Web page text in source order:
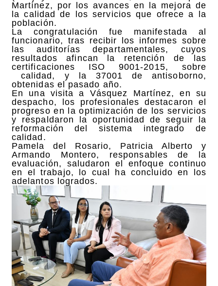
Martínez, por los avances en la mejora de
la calidad de los servicios que ofrece a la
población.
La congratulación fue manifestada al
funcionario, tras recibir los informes sobre
las auditorías departamentales, cuyos
resultados afincan la retención de las
certificaciones ISO 9001-2015, sobre
calidad, y la 37001 de antisoborno,
obtenidas el pasado año.
En una visita a Vásquez Martínez, en su
despacho, los profesionales destacaron el
progreso en la optimización de los servicios
y respaldaron la oportunidad de seguir la
reformación del sistema integrado de
calidad.
Pamela del Rosario, Patricia Alberto y
Armando Montero, responsables de la
evaluación, saludaron el enfoque continuo
en el trabajo, lo cual ha concluido en los
adelantos logrados.